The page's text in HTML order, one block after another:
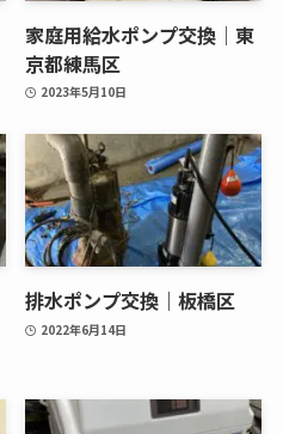
家庭用給水ポンプ交換｜東
京都練馬区
2023年5月10日
排水ポンプ交換｜板橋区
2022年6月14日